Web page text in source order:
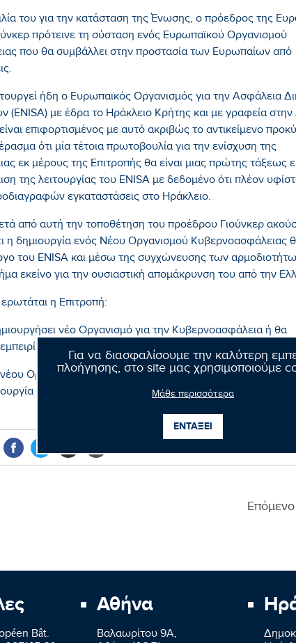
Για να διασφαλίσουμε την καλύτερη
πλοήγησης, στο site μας χρησιμοποιούμε
Μάθε περισσότερα
ΕΝΤΑΞΕΙ
του για την κατάσταση της Ένωσης, ο πρόεδρος της
πρότεινε τη σύσταση ενός Ευρωπαϊκού Οργανισμού
που θα συμβάλλει στην προστασία των Ευρωπαίων από
ήδη ο Ευρωπαϊκός Οργανισμός για την Ασφάλεια
(ENISA) με έδρα το Ηράκλειο Κρήτης και με γραφεία
επιφορτισμένος με αυτό ακριβώς το αντικείμενο
ότι μία τέτοια πρωτοβουλία για την ενίσχυση της
εκ μέρους της Επιτροπής θα είναι μιας πρώτης τάξεως
της λειτουργίας του ENISA με δεδομένο ότι πλέον
εγκαταστάσεις στο Ηράκλειο.
από αυτή την τοποθέτηση του προέδρου Γιούνκερ
η δημιουργία ενός Νέου Οργανισμού Κυβερνοασφάλειας
του ENISA και μέσω της συγχώνευσης των
εκείνο για την ουσιαστική απομάκρυνση του από την
η Επιτροπή:
νέο Οργανισμό για την Κυβερνοασφάλεια ή θα
τους ανθρώπους και τις υποδομές του ENISA;
Οργανισμού με το ίδιο αντικείμενο πρόκειται να θέσει
του ENISA στην Ελλάδα;
Bât.
Αθήνα
Βαλαωρίτου 9A,